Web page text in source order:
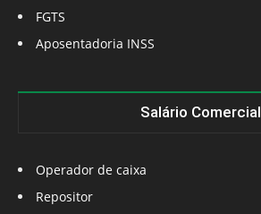
FGTS
Aposentadoria INSS
Salário Comercial
Operador de caixa
Repositor